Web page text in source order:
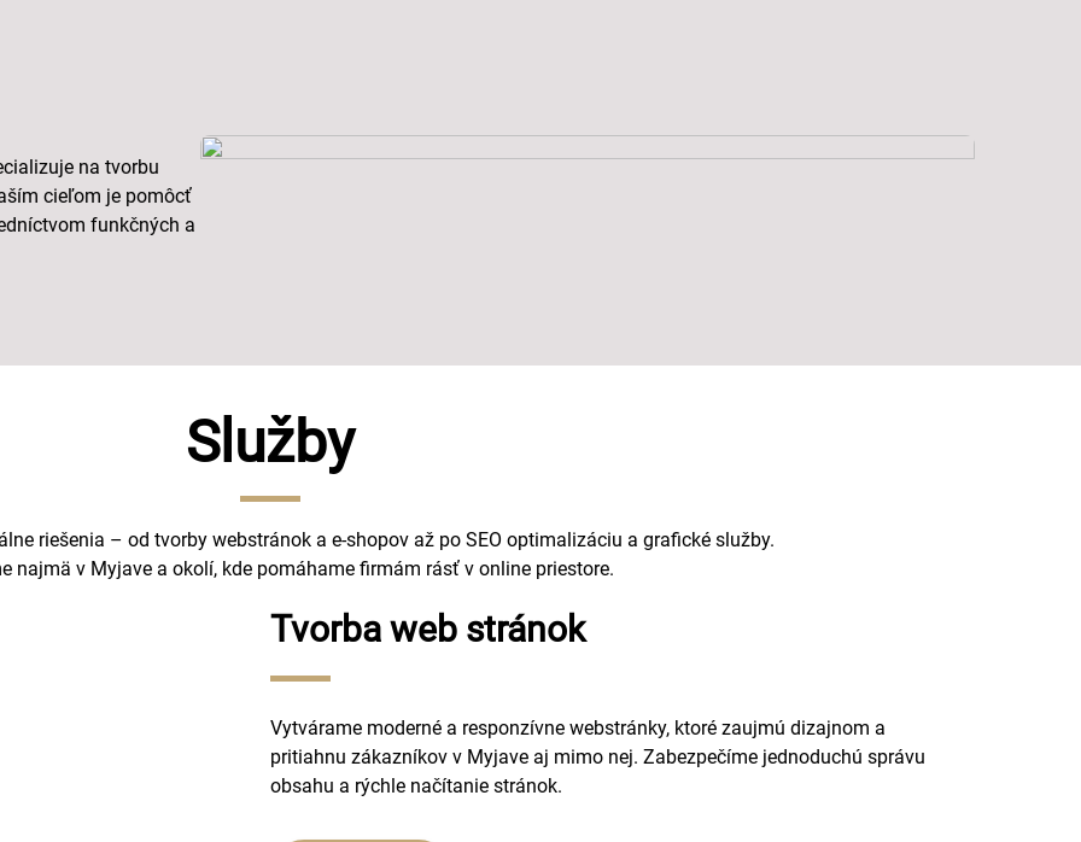
na tvorbu
cieľom je pomôcť
funkčných a
Služby
riešenia – od tvorby webstránok a e-shopov až po SEO optimalizáciu a grafické služby.
najmä v Myjave a okolí, kde pomáhame firmám rásť v online priestore.
Tvorba web stránok
Vytvárame moderné a responzívne webstránky, ktoré zaujmú dizajnom a
pritiahnu zákazníkov v Myjave aj mimo nej. Zabezpečíme jednoduchú správu
obsahu a rýchle načítanie stránok.